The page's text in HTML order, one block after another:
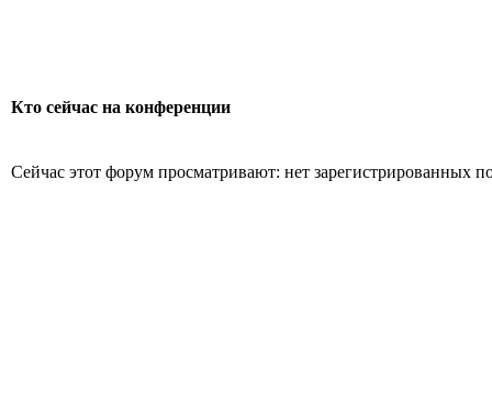
Кто сейчас на конференции
Сейчас этот форум просматривают: нет зарегистрированных